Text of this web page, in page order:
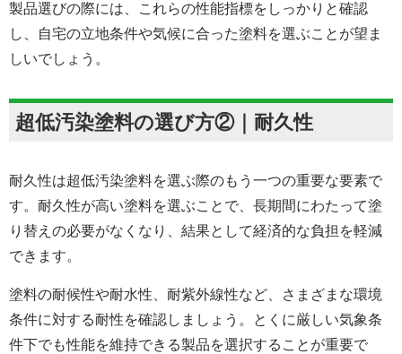
製品選びの際には、これらの性能指標をしっかりと確認
し、自宅の立地条件や気候に合った塗料を選ぶことが望ま
しいでしょう。
超低汚染塗料の選び方②｜耐久性
耐久性は超低汚染塗料を選ぶ際のもう一つの重要な要素で
す。耐久性が高い塗料を選ぶことで、長期間にわたって塗
り替えの必要がなくなり、結果として経済的な負担を軽減
できます。
塗料の耐候性や耐水性、耐紫外線性など、さまざまな環境
条件に対する耐性を確認しましょう。とくに厳しい気象条
件下でも性能を維持できる製品を選択することが重要で